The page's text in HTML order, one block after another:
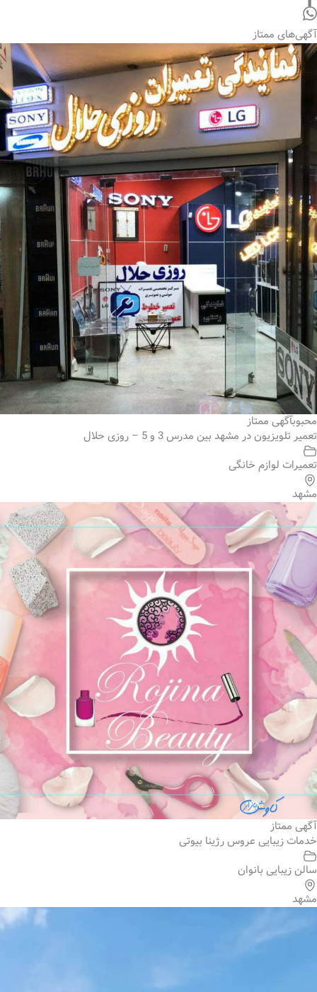
آگهی‌های ممتاز
محبوبآگهی ممتاز
تعمیر تلویزیون در مشهد بین مدرس 3 و 5 – روزی حلال
تعمیرات لوازم خانگی
مشهد
آگهی ممتاز
خدمات زیبایی عروس رژینا بیوتی
سالن زیبایی بانوان
مشهد